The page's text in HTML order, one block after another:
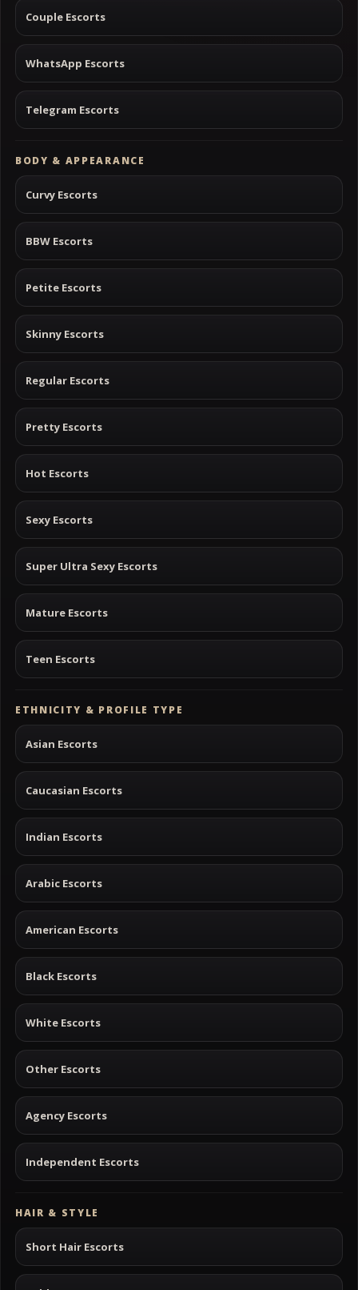
Couple Escorts
WhatsApp Escorts
Telegram Escorts
BODY & APPEARANCE
Curvy Escorts
BBW Escorts
Petite Escorts
Skinny Escorts
Regular Escorts
Pretty Escorts
Hot Escorts
Sexy Escorts
Super Ultra Sexy Escorts
Mature Escorts
Teen Escorts
ETHNICITY & PROFILE TYPE
Asian Escorts
Caucasian Escorts
Indian Escorts
Arabic Escorts
American Escorts
Black Escorts
White Escorts
Other Escorts
Agency Escorts
Independent Escorts
HAIR & STYLE
Short Hair Escorts